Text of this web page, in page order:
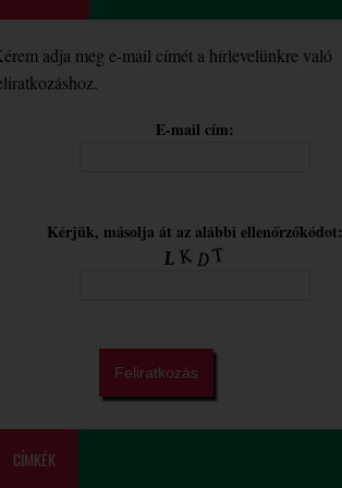
adja meg e-mail címét a hírlevelünkre való
E-mail cím:
Kérjük, másolja át az alábbi ellenőrzőkódot:
CÍMKÉK